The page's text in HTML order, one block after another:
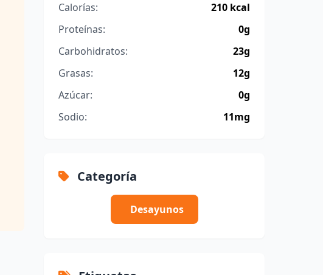
Calorías:
210 kcal
Proteínas:
0g
Carbohidratos:
23g
Grasas:
12g
Azúcar:
0g
Sodio:
11mg
Categoría
Desayunos